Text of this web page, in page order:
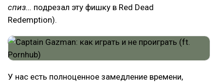
спиз... подрезал эту фишку в Red Dead
Redemption).
У нас есть полноценное замедление времени,